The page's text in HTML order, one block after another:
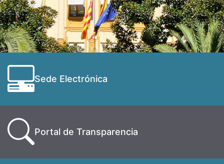
Sede Electrónica
Portal de Transparencia